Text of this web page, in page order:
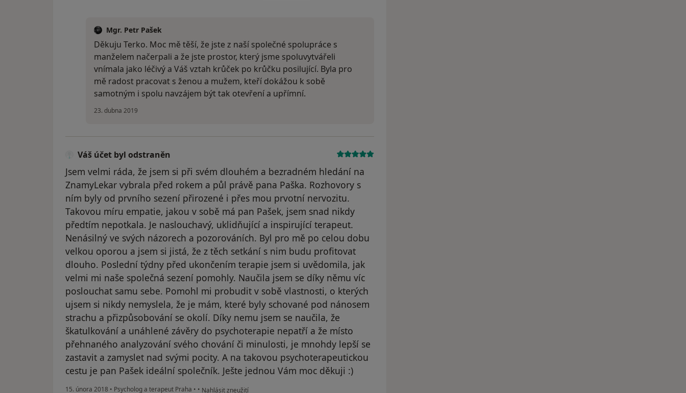
Mgr. Petr Pašek
Děkuju Terko. Moc mě těší, že jste z naší společné spolupráce s
manželem načerpali a že jste prostor, který jsme spoluvytvářeli
vnímala jako léčivý a Váš vztah krůček po krůčku posilující. Byla pro
mě radost pracovat s ženou a mužem, kteří dokážou k sobě
samotným i spolu navzájem být tak otevření a upřímní.
23. dubna 2019
Váš účet byl odstraněn
Jsem velmi ráda, že jsem si při svém dlouhém a bezradném hledání na
ZnamyLekar vybrala před rokem a půl právě pana Paška. Rozhovory s
ním byly od prvního sezení přirozené i přes mou prvotní nervozitu.
Takovou míru empatie, jakou v sobě má pan Pašek, jsem snad nikdy
předtím nepotkala. Je naslouchavý, uklidňující a inspirující terapeut.
Nenásilný ve svých názorech a pozorováních. Byl pro mě po celou dobu
velkou oporou a jsem si jistá, že z těch setkání s nim budu profitovat
dlouho. Poslední týdny před ukončením terapie jsem si uvědomila, jak
velmi mi naše společná sezení pomohly. Naučila jsem se díky němu víc
poslouchat samu sebe. Pomohl mi probudit v sobě vlastnosti, o kterých
ujsem si nikdy nemyslela, že je mám, které byly schované pod nánosem
strachu a přizpůsobování se okolí. Díky nemu jsem se naučila, že
škatulkování a unáhlené závěry do psychoterapie nepatří a že místo
přehnaného analyzování svého chování či minulosti, je mnohdy lepší se
zastavit a zamyslet nad svými pocity. A na takovou psychoterapeutickou
cestu je pan Pašek ideální společník. Ješte jednou Vám moc děkuji :)
15. února 2018 • Psycholog a terapeut Praha • • podle názoru uživatele Váš účet byl odstraněn
Nahlásit zneužití